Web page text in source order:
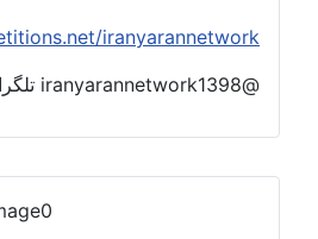
fa.petitions.net/iranyarannetwork